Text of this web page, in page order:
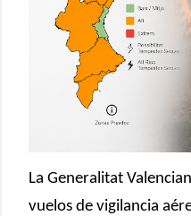
La Generalitat
vuelos de vigilancia